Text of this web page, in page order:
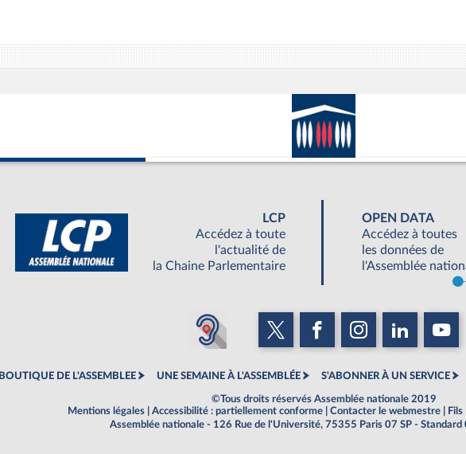
LCP
Accédez à toute
l'actualité de
la Chaine Parlementaire
OPEN DATA
Accédez à toutes
les données de
l'Assemblée
BOUTIQUE DE L'ASSEMBLEE UNE SEMAINE À L'ASSEMBLÉE S'ABONNER À UN SERVICE
©Tous droits réservés Assemblée nationale 2019
Mentions légales
Accessibilité : partiellement conforme Contacter le webmestre Fils
Assemblée nationale - 126 Rue de l'Université, 75355 Paris 07 SP -